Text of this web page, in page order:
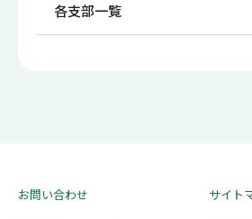
各支部一覧
お問い合わせ サイト